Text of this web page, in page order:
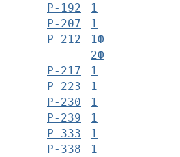
Р-192
1
Р-207
1
Р-212
1Ф
2Ф
Р-217
1
Р-223
1
Р-230
1
Р-239
1
Р-333
1
Р-338
1